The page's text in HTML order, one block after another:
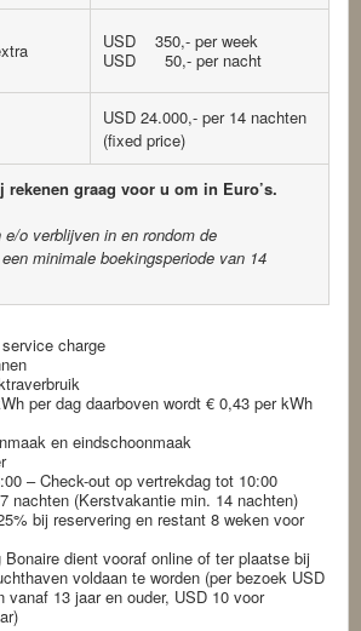
USD 350,- per week
USD 50,- per nacht
USD 24.000,- per 14 nachten
(fixed price)
rekenen graag voor u om in Euro’s.
e/o verblijven in en rondom de
minimale boekingsperiode van 14
charge
per dag daarboven wordt € 0,43 per kWh
en eindschoonmaak
– Check-out op vertrekdag tot 10:00
nachten (Kerstvakantie min. 14 nachten)
bij reservering en restant 8 weken voor
Bonaire dient vooraf online of ter plaatse bij
voldaan te worden (per bezoek USD
vanaf 13 jaar en ouder, USD 10 voor